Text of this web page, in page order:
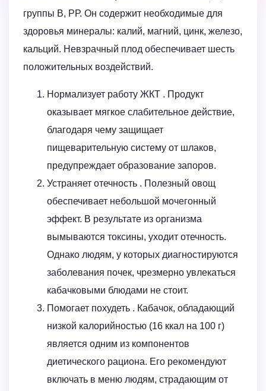
группы В, РР. Он содержит необходимые для
здоровья минералы: калий, магний, цинк, железо,
кальций. Невзрачный плод обеспечивает шесть
положительных воздействий.
Нормализует работу ЖКТ . Продукт
оказывает мягкое слабительное действие,
благодаря чему защищает
пищеварительную систему от шлаков,
предупреждает образование запоров.
Устраняет отечность . Полезный овощ
обеспечивает небольшой мочегонный
эффект. В результате из организма
вымываются токсины, уходит отечность.
Однако людям, у которых диагностируются
заболевания почек, чрезмерно увлекаться
кабачковыми блюдами не стоит.
Помогает похудеть . Кабачок, обладающий
низкой калорийностью (16 ккал на 100 г)
является одним из компонентов
диетического рациона. Его рекомендуют
включать в меню людям, страдающим от